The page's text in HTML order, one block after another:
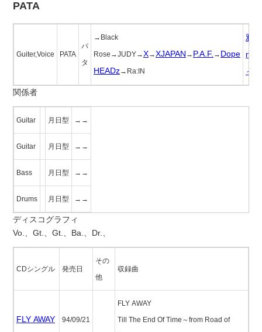
PATA
Guiter,Voice PATA
パ
タ
→Black
Rose→JUDY→X→XJAPAN → P.A.F. → Dope
HEADz→Ra:IN
雅～
～
関係者
Guitar 月日型 →→
Guitar 月日型 →→
Bass 月日型 →→
Drums 月日型 →→
ディスコグラフィ
Vo.、Gt.、Gt.、Ba.、Dr.、
CDシングル 発売日
その
他
収録曲
FLY AWAY 94/09/21
FLY AWAY
Till The End Of Time～from Road of